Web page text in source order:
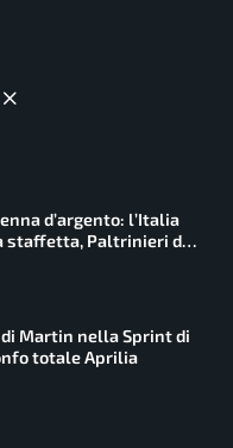
d’argento: l’Italia
staffetta, Paltrinieri da
di Martin nella Sprint di
totale Aprilia